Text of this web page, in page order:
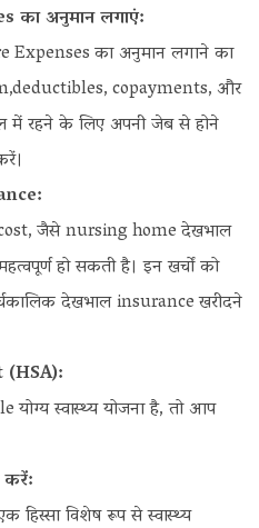
का अनुमान लगाएं:
का अनुमान लगाने का
copayments, और
में रहने के लिए अपनी जेब से होने
जैसे nursing home देखभाल
हो सकती है। इन खर्चों को
देखभाल insurance खरीदने
स्वास्थ्य योजना है, तो आप
करें:
विशेष रूप से स्वास्थ्य